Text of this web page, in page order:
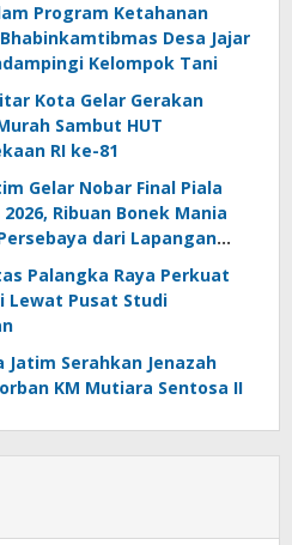
Program Ketahanan
Desa Jajar
Kelompok Tani
Kota Gelar Gerakan
Sambut HUT
RI ke-81
Gelar Nobar Final Piala
Ribuan Bonek Mania
dari Lapangan
Palangka Raya Perkuat
Lewat Pusat Studi
Jatim Serahkan Jenazah
KM Mutiara Sentosa II